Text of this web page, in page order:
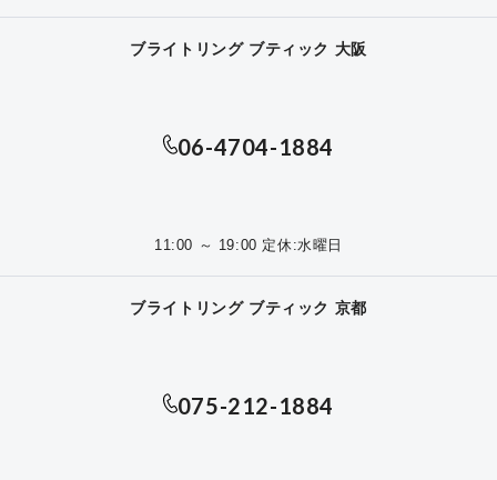
ブライトリング ブティック 大阪
06-4704-1884
11:00 ～ 19:00 定休:水曜日
ブライトリング ブティック 京都
075-212-1884